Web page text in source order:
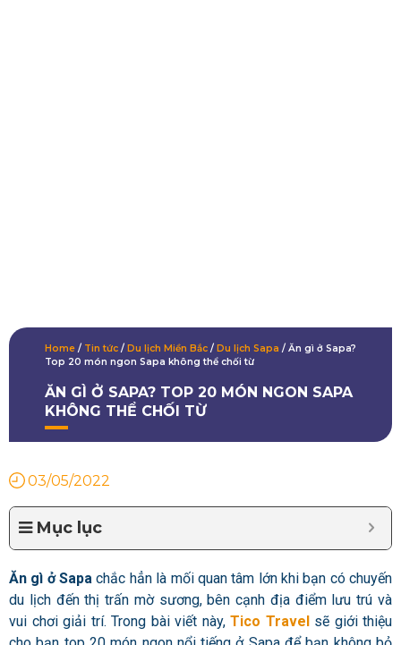
Home / Tin tức / Du lịch Miền Bắc / Du lịch Sapa / Ăn gì ở Sapa?
Top 20 món ngon Sapa không thể chối từ
ĂN GÌ Ở SAPA? TOP 20 MÓN NGON SAPA
KHÔNG THỂ CHỐI TỪ
03/05/2022
Mục lục
Ăn gì ở Sapa chắc hẳn là mối quan tâm lớn khi bạn có chuyến
du lịch đến thị trấn mờ sương, bên cạnh địa điểm lưu trú và
vui chơi giải trí. Trong bài viết này, Tico Travel sẽ giới thiệu